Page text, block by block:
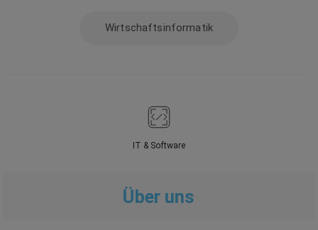
Wirtschaftsinformatik
IT & Software
Über uns